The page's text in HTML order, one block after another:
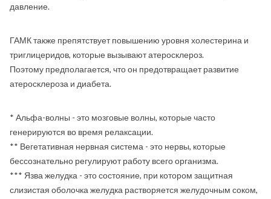
давление.
ГАМК также препятствует повышению уровня холестерина и
триглицеридов, которые вызывают атеросклероз.
Поэтому предполагается, что он предотвращает развитие
атеросклероза и диабета.
* Альфа-волны - это мозговые волны, которые часто
генерируются во время релаксации.
** Вегетативная нервная система - это нервы, которые
бессознательно регулируют работу всего организма.
*** Язва желудка - это состояние, при котором защитная
слизистая оболочка желудка растворяется желудочным соком,